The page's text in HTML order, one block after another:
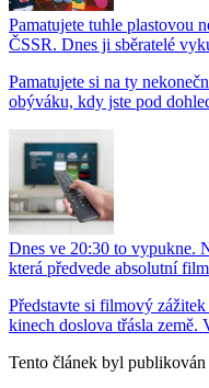
Pamatujete tuhle plastovou
ČSSR. Dnes ji sběratelé
Pamatujete si na ty
obýváku, kdy jste pod
Dnes ve 20:30 to vypukne.
která předvede absolutní
Představte si filmový
kinech doslova třásla země.
Tento článek byl publikován